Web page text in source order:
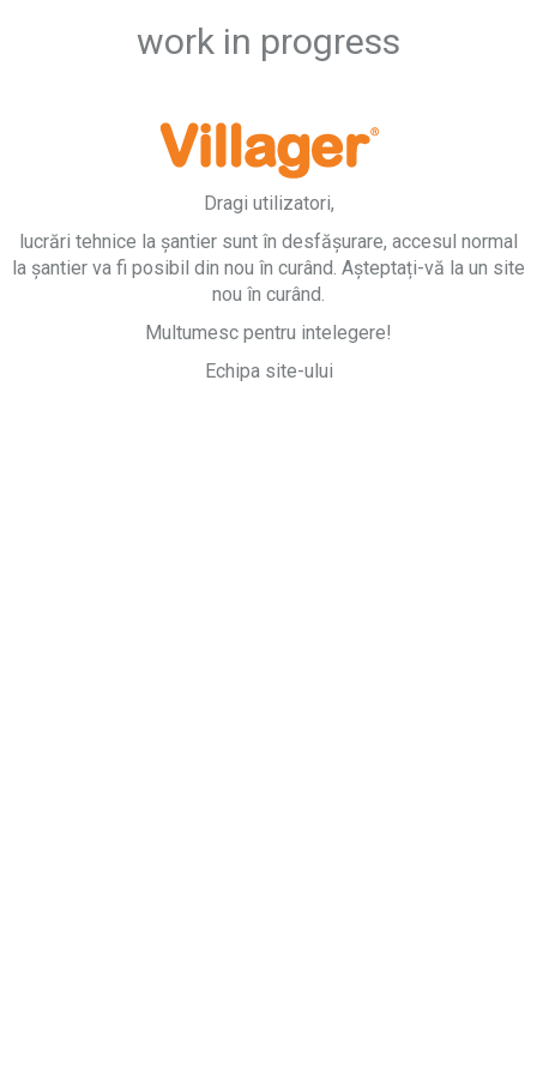
work in progress
Dragi utilizatori,
lucrări tehnice la șantier sunt în desfășurare, accesul normal
la șantier va fi posibil din nou în curând. Așteptați-vă la un site
nou în curând.
Multumesc pentru intelegere!
Echipa site-ului